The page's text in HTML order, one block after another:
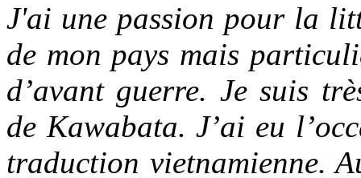
J'ai une passion pour la
de mon pays mais
d’avant guerre. Je suis
de Kawabata. J’ai eu
traduction vietnamienne.